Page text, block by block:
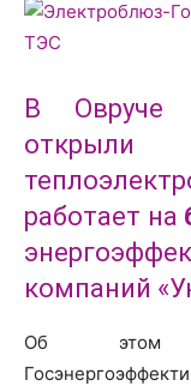
В Овруче
работает на
компаний
Об этом